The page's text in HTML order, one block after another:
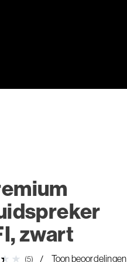
zwart
(5) Toon beoordelingen